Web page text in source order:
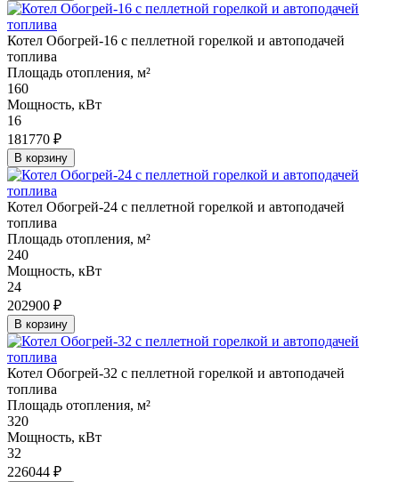
Котел Обогрей-16 с пеллетной горелкой и автоподачей
топлива
Площадь отопления, м²
160
Мощность, кВт
16
181770 ₽
В корзину
Котел Обогрей-24 с пеллетной горелкой и автоподачей
топлива
Площадь отопления, м²
240
Мощность, кВт
24
202900 ₽
В корзину
Котел Обогрей-32 с пеллетной горелкой и автоподачей
топлива
Площадь отопления, м²
320
Мощность, кВт
32
226044 ₽